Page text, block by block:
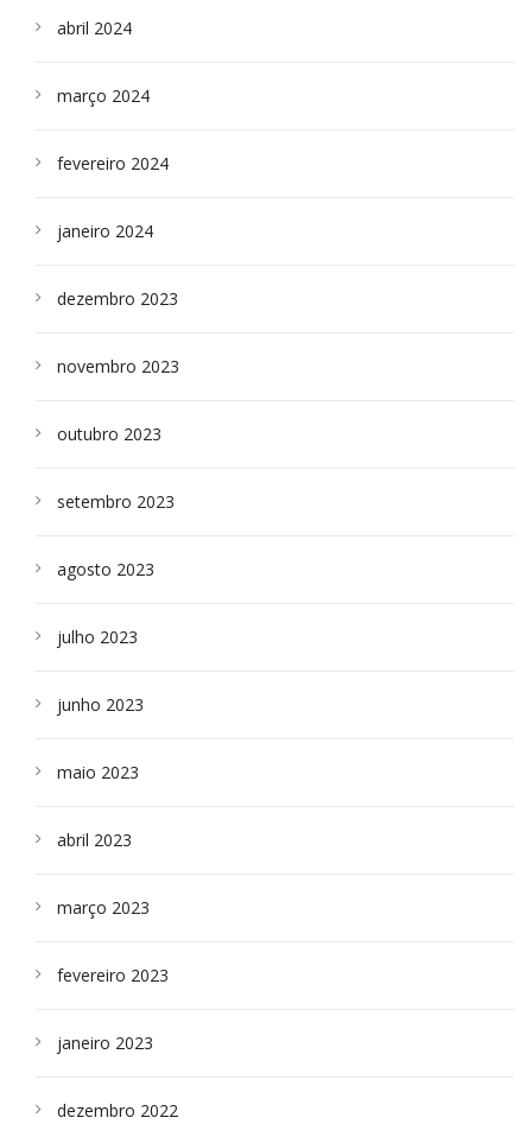
abril 2024
março 2024
fevereiro 2024
janeiro 2024
dezembro 2023
novembro 2023
outubro 2023
setembro 2023
agosto 2023
julho 2023
junho 2023
maio 2023
abril 2023
março 2023
fevereiro 2023
janeiro 2023
dezembro 2022